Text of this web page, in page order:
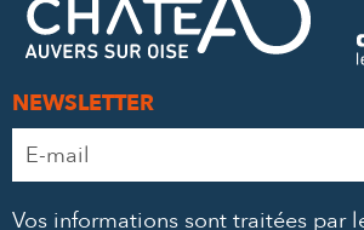
NEWSLETTER
Adresse
e-
Vos informations sont traitées par